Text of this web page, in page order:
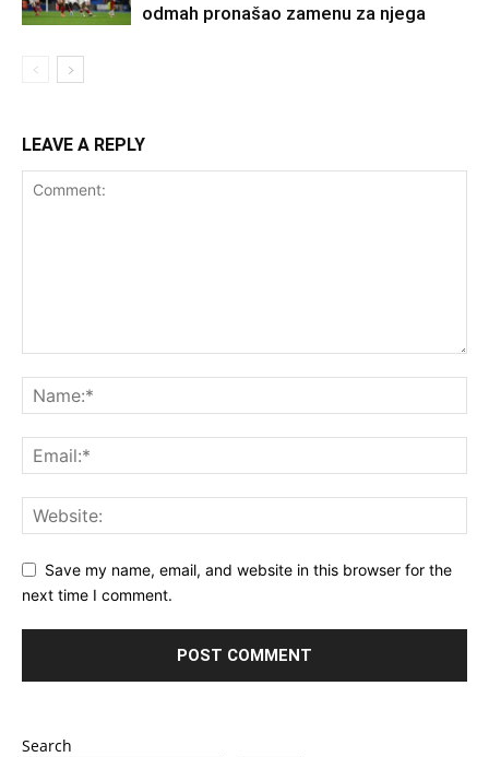
odmah pronašao zamenu za njega
LEAVE A REPLY
Save my name, email, and website in this browser for the
next time I comment.
Search